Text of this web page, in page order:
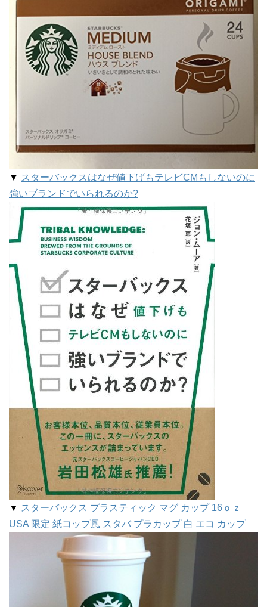
▼ スターバックスはなぜ値下げもテレビCMもしないのに
強いブランドでいられるのか?
▼ スターバックス プラスティック マグ カップ 16ｏｚ
USA 限定 紙コップ風 スタバ プラカップ 白 エコ カップ